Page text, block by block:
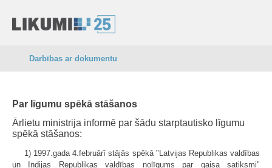
Darbības ar dokumentu
Par līgumu spēkā stāšanos
Ārlietu ministrija informē par šādu starptautisko līgumu
spēkā stāšanos:
1) 1997.gada 4.februārī stājās spēkā "Latvijas Republikas valdības
un Indijas Republikas valdības nolīgums par gaisa satiksmi"